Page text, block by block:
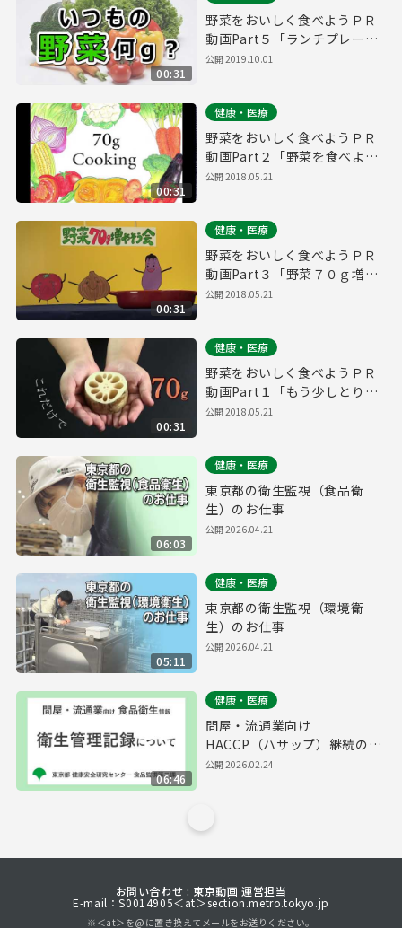
00:31
野菜をおいしく食べようＰＲ
動画Part５「ランチプレート
篇」
公開2019.10.01
00:31
健康・医療
野菜をおいしく食べようＰＲ
動画Part２「野菜を食べよう
篇」
公開2018.05.21
00:31
健康・医療
野菜をおいしく食べようＰＲ
動画Part３「野菜７０ｇ増や
そう会篇」
公開2018.05.21
00:31
健康・医療
野菜をおいしく食べようＰＲ
動画Part１「もう少しとりた
い野菜プラス７０ｇ篇」
公開2018.05.21
06:03
健康・医療
東京都の衛生監視（食品衛
生）のお仕事
公開2026.04.21
05:11
健康・医療
東京都の衛生監視（環境衛
生）のお仕事
公開2026.04.21
06:46
健康・医療
問屋・流通業向け
HACCP（ハサップ）継続のた
めの食品衛生情報 ～ 衛生管理
公開2026.02.24
お問い合わせ : 東京動画 運営担当
E-mail：S0014905＜at＞section.metro.tokyo.jp
※＜at＞を@に置き換えてメールをお送りください。